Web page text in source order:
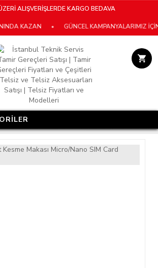
ALIŞVERİŞLERDE KARGO BEDAVA
KAZAN • GÜNCEL KAMPANYALARIMIZ İÇİN